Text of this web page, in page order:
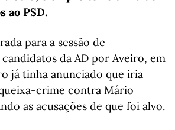
ao PSD.
para a sessão de
da AD por Aveiro, em
já tinha anunciado que iria
crime contra Mário
as acusações de que foi alvo.